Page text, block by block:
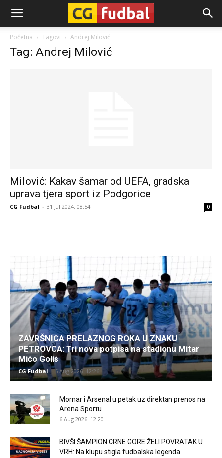
CG-
Fudbal
Početna Tagovi Andrej Milović
Tag: Andrej Milović
Milović: Kakav šamar od UEFA, gradska
uprava tjera sport iz Podgorice
CG Fudbal - 31 Jul 2024. 08:54 0
ZAVRŠNICA PRELAZNOG ROKA U ZNAKU
PETROVCA: Tri nova potpisa na stadionu Mitar
Mićo Goliš
CG Fudbal - 6 Aug 2026. 12:26
Mornar i Arsenal u petak uz direktan prenos na
Arena Sportu
6 Aug 2026. 12:20
BIVŠI ŠAMPION CRNE GORE ŽELI POVRATAK U
VRH: Na klupu stigla fudbalska legenda